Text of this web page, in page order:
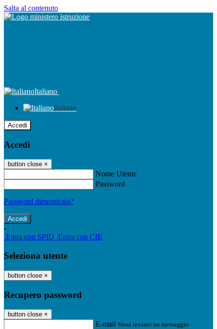
Salta al contenuto
Italiano
Italiano
Accedi
Accedi
button close ×
Nome Utente
Password
Password dimenticata?
-
Entra con SPID Entra con CIE
Seleziona utente
button close ×
Recupero password
button close ×
E-mail Verrà inviato un messaggio